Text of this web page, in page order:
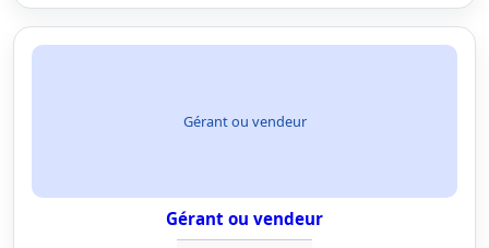
Gérant ou vendeur
Gérant ou vendeur